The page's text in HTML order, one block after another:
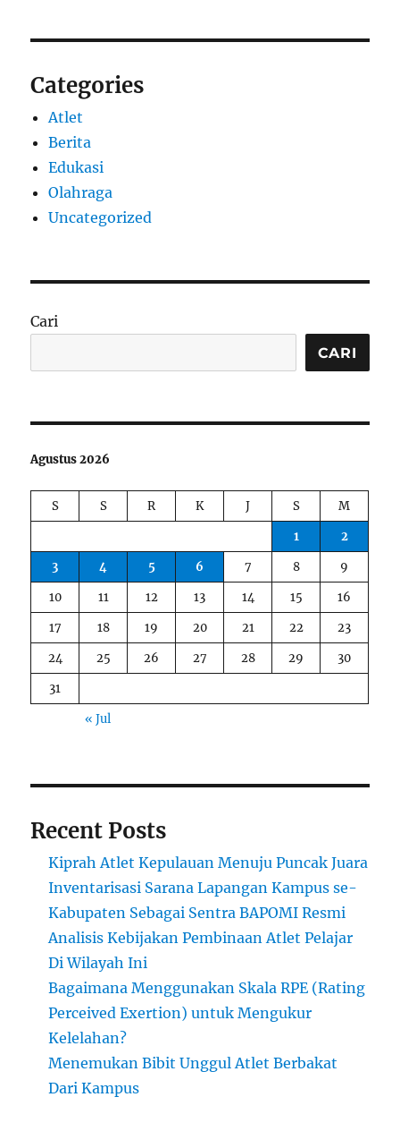
Categories
Atlet
Berita
Edukasi
Olahraga
Uncategorized
Cari
CARI
Agustus 2026
S S R K J S
M
1
2
3
4 5 6 7 8
9
10
11 12 13 14 15
16
17
18 19 20 21 22
23
24
25 26 27 28 29
30
31
« Jul
Recent Posts
Kiprah Atlet Kepulauan Menuju Puncak Juara
Inventarisasi Sarana Lapangan Kampus se-
Kabupaten Sebagai Sentra BAPOMI Resmi
Analisis Kebijakan Pembinaan Atlet Pelajar
Di Wilayah Ini
Bagaimana Menggunakan Skala RPE (Rating
Perceived Exertion) untuk Mengukur
Kelelahan?
Menemukan Bibit Unggul Atlet Berbakat
Dari Kampus